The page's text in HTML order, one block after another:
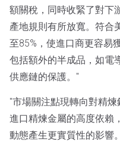
額關稅，同時收緊了對下
產地規則有所放寬。符合
至85%，使進口商更容易
包括額外的半成品，如電
供應鏈的保護。"
"市場關注點現轉向對精
進口精煉金屬的高度依賴
動態產生更實質性的影響